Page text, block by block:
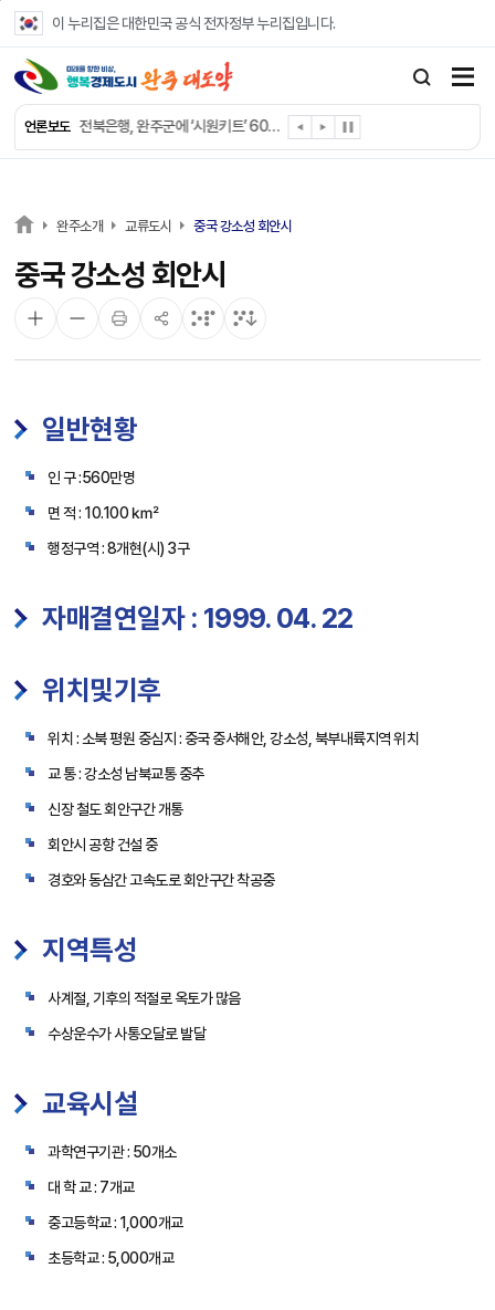
이 누리집은 대한민국 공식 전자정부 누리집입니다.
언론보도
완주 청소년, 삼성 임직원 만나 미래 진로 그린다
전북은행, 완주군에 ‘시원키트’ 60세트 기탁
㈜새눈, 완주군에 성금 1,000만 원 기탁
완주 미래라이온스, 경로당 냉장고 후원
완주소개 교류도시 중국 강소성 회안시
중국 강소성 회안시
일반현황
인 구 :560만명
면 적 : 10.100 ㎢
행정구역 : 8개현(시) 3구
자매결연일자 : 1999. 04. 22
위치및기후
위치 : 소북 평원 중심지 : 중국 중서해안, 강소성, 북부내륙지역 위치
교 통 : 강소성 남북교통 중추
신장 철도 회안구간 개통
회안시 공항 건설 중
경호와 동삼간 고속도로 회안구간 착공중
지역특성
사계절, 기후의 적절로 옥토가 많음
수상운수가 사통오달로 발달
교육시설
과학연구기관 : 50개소
대 학 교 : 7개교
중고등학교 : 1,000개교
초등학교 : 5,000개교